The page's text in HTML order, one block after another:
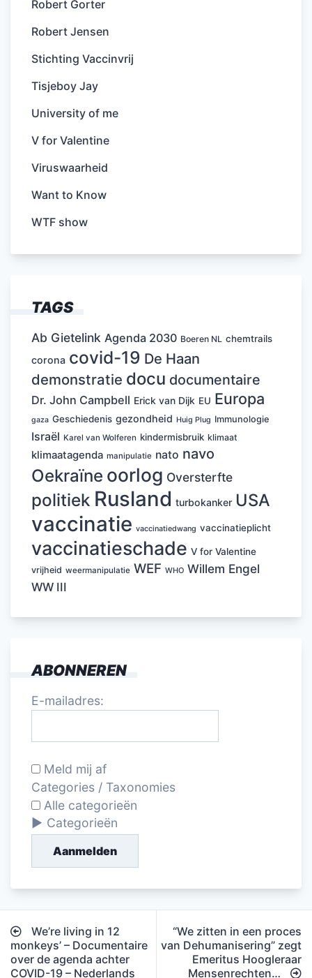
Robert Gorter
Robert Jensen
Stichting Vaccinvrij
Tisjeboy Jay
University of me
V for Valentine
Viruswaarheid
Want to Know
WTF show
TAGS
Ab Gietelink Agenda 2030 Boeren NL chemtrails
corona covid-19 De Haan
demonstratie docu documentaire
Dr. John Campbell Erick van Dijk EU Europa
gaza Geschiedenis gezondheid Huig Plug Immunologie
Israël Karel van Wolferen kindermisbruik klimaat
klimaatagenda manipulatie nato navo
Oekraïne oorlog Oversterfte
politiek Rusland turbokanker USA
vaccinatie vaccinatiedwang vaccinatieplicht
vaccinatieschade V for Valentine
vrijheid weermanipulatie WEF WHO Willem Engel
WW III
ABONNEREN
E-mailadres:
Meld mij af
Categories / Taxonomies
Alle categorieën
Categorieën
Aanmelden
Bericht
navigatie
We’re living in 12
monkeys’ – Documentaire
over de agenda achter
COVID-19 – Nederlands
“We zitten in een proces
van Dehumanisering” zegt
Emeritus Hoogleraar
Mensenrechten…